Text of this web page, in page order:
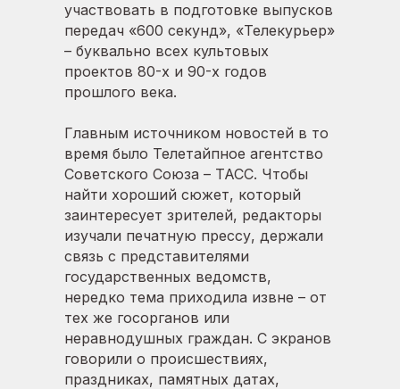
участвовать в подготовке выпусков
передач «600 секунд», «Телекурьер»
– буквально всех культовых
проектов 80-х и 90-х годов
прошлого века.
Главным источником новостей в то
время было Телетайпное агентство
Советского Союза – ТАСС. Чтобы
найти хороший сюжет, который
заинтересует зрителей, редакторы
изучали печатную прессу, держали
связь с представителями
государственных ведомств,
нередко тема приходила извне – от
тех же госорганов или
неравнодушных граждан. С экранов
говорили о происшествиях,
праздниках, памятных датах,